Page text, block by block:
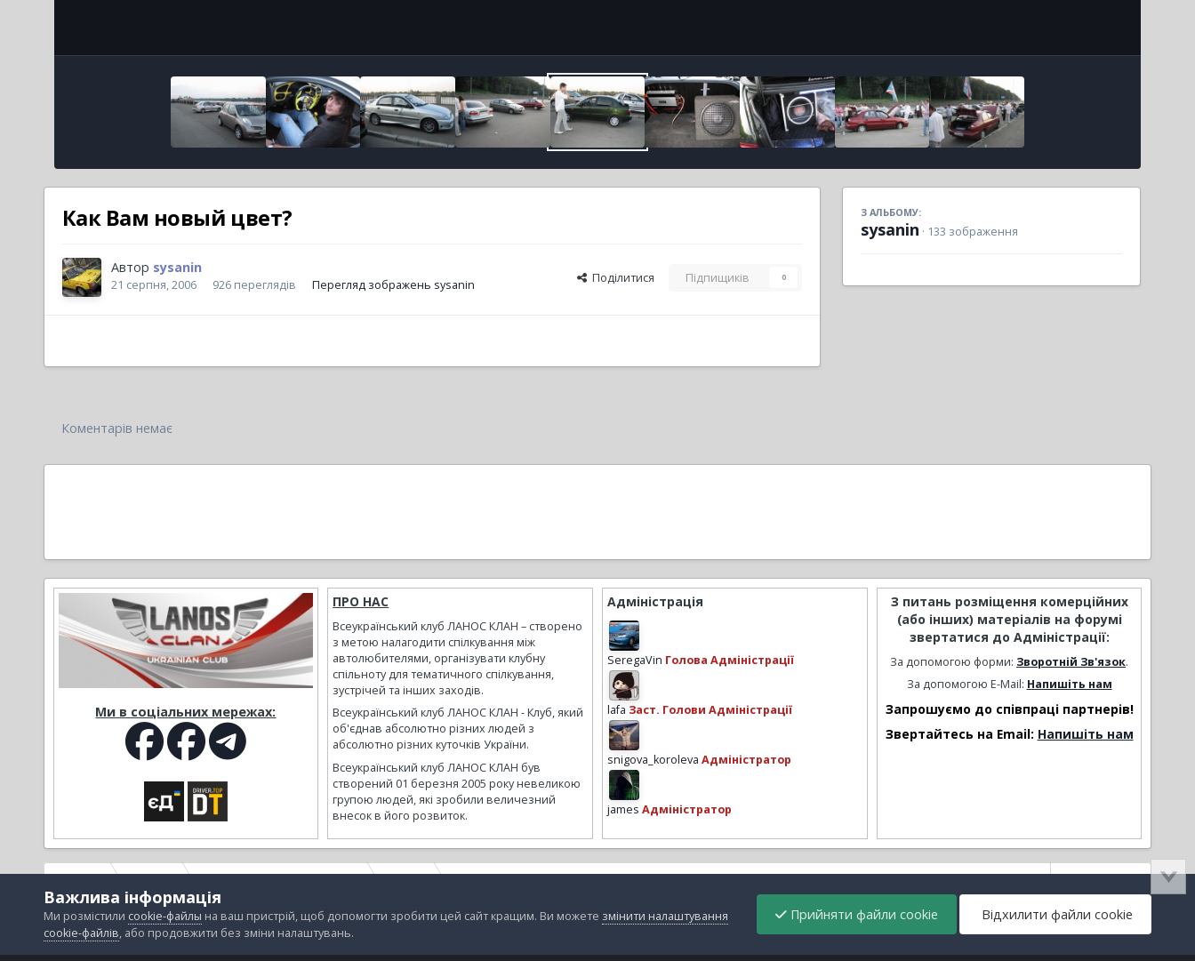
Как Вам новый цвет?
Автор sysanin
21 серпня, 2006 926 переглядів Перегляд зображень sysanin Поділитися Підпищиків 0
З АЛЬБОМУ:
sysanin · 133 зображення
Коментарів немає
Ми в соціальних мережах:
ПРО НАС
Всеукраїнський клуб ЛАНОС КЛАН – створено
з метою налагодити спілкування між
автолюбителями, організувати клубну
спільноту для тематичного спілкування,
зустрічей та інших заходів.
Всеукраїнський клуб ЛАНОС КЛАН - Клуб, який
об'єднав абсолютно різних людей з
абсолютно різних куточків України.
Всеукраїнський клуб ЛАНОС КЛАН був
створений 01 березня 2005 року невеликою
групою людей, які зробили величезний
внесок в його розвиток.
Адміністрація
SeregaVin Голова Адміністрації
lafa Заст. Голови Адміністрації
snigova_koroleva Адміністратор
james Адміністратор
З питань розміщення комерційних
(або інших) матеріалів на форумі
звертатися до Адміністрації:
За допомогою форми: Зворотній Зв'язок.
За допомогою E-Mail: Напишіть нам
Запрошуємо до співпраці партнерів!
Звертайтесь на Email: Напишіть нам
Важлива інформація
Ми розмістили cookie-файлы на ваш пристрій, щоб допомогти зробити цей сайт кращим. Ви можете змінити налаштування
cookie-файлів, або продовжити без зміни налаштувань.
Прийняти файли cookie Відхилити файли cookie